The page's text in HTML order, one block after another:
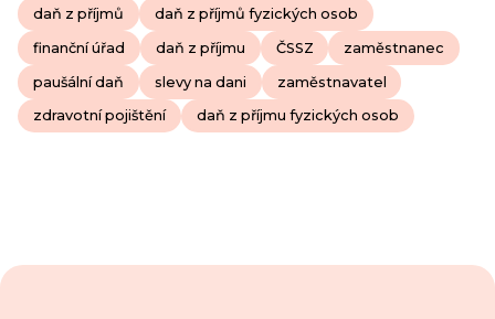
daň z příjmů daň z příjmů fyzických osob
finanční úřad daň z příjmu ČSSZ zaměstnanec
paušální daň slevy na dani zaměstnavatel
zdravotní pojištění daň z příjmu fyzických osob